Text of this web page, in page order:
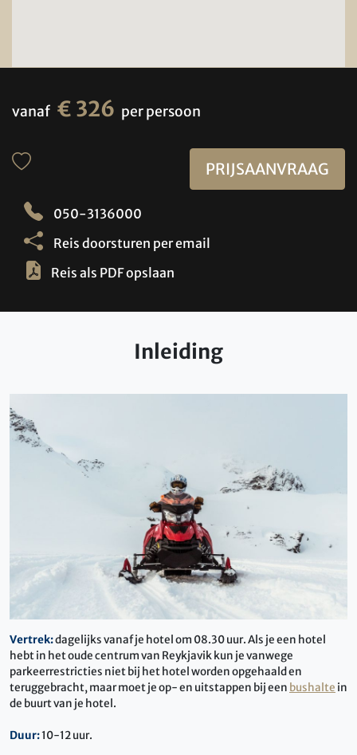
vanaf € 326 per persoon
PRIJSAANVRAAG
050-3136000
Reis doorsturen per email
Reis als PDF opslaan
Inleiding
Vertrek:dagelijks vanaf je hotel om 08.30 uur. Als je een hotel
hebt in het oude centrum van Reykjavik kun je vanwege
parkeerrestricties niet bij het hotel worden opgehaald en
teruggebracht, maar moet je op- en uitstappen bij een bushalte in
de buurt van je hotel.
Duur:10-12 uur.